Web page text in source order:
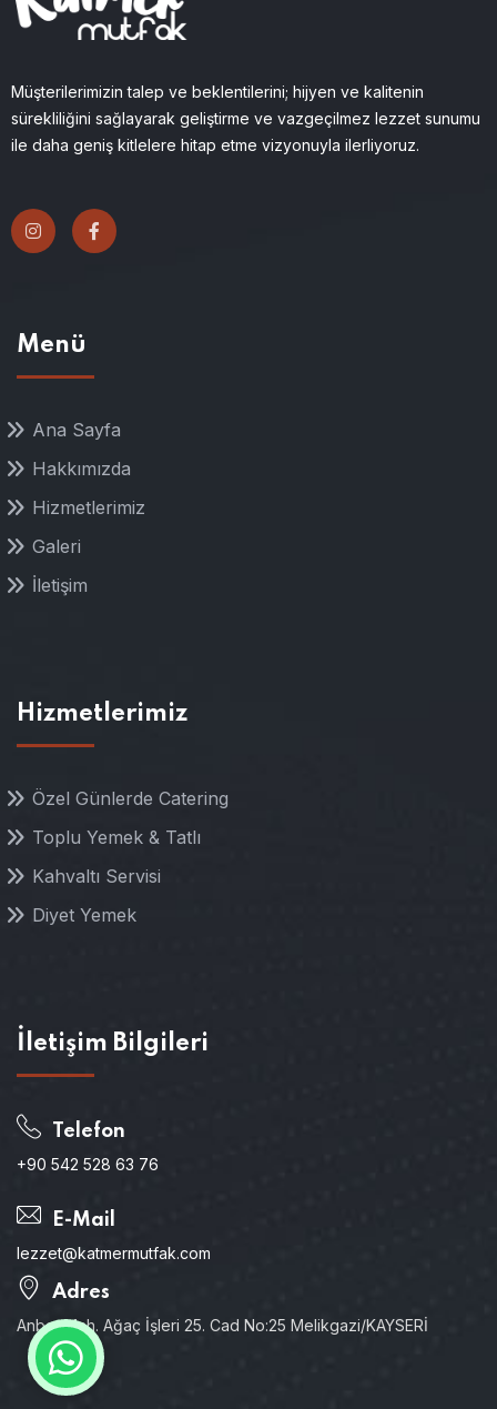
Müşterilerimizin talep ve beklentilerini; hijyen ve kalitenin
sürekliliğini sağlayarak geliştirme ve vazgeçilmez lezzet sunumu
ile daha geniş kitlelere hitap etme vizyonuyla ilerliyoruz.
Menü
Ana Sayfa
Hakkımızda
Hizmetlerimiz
Galeri
İletişim
Hizmetlerimiz
Özel Günlerde Catering
Toplu Yemek & Tatlı
Kahvaltı Servisi
Diyet Yemek
İletişim Bilgileri
Telefon
+90 542 528 63 76
E-Mail
lezzet@katmermutfak.com
Adres
Anbar Mah. Ağaç İşleri 25. Cad No:25 Melikgazi/KAYSERİ